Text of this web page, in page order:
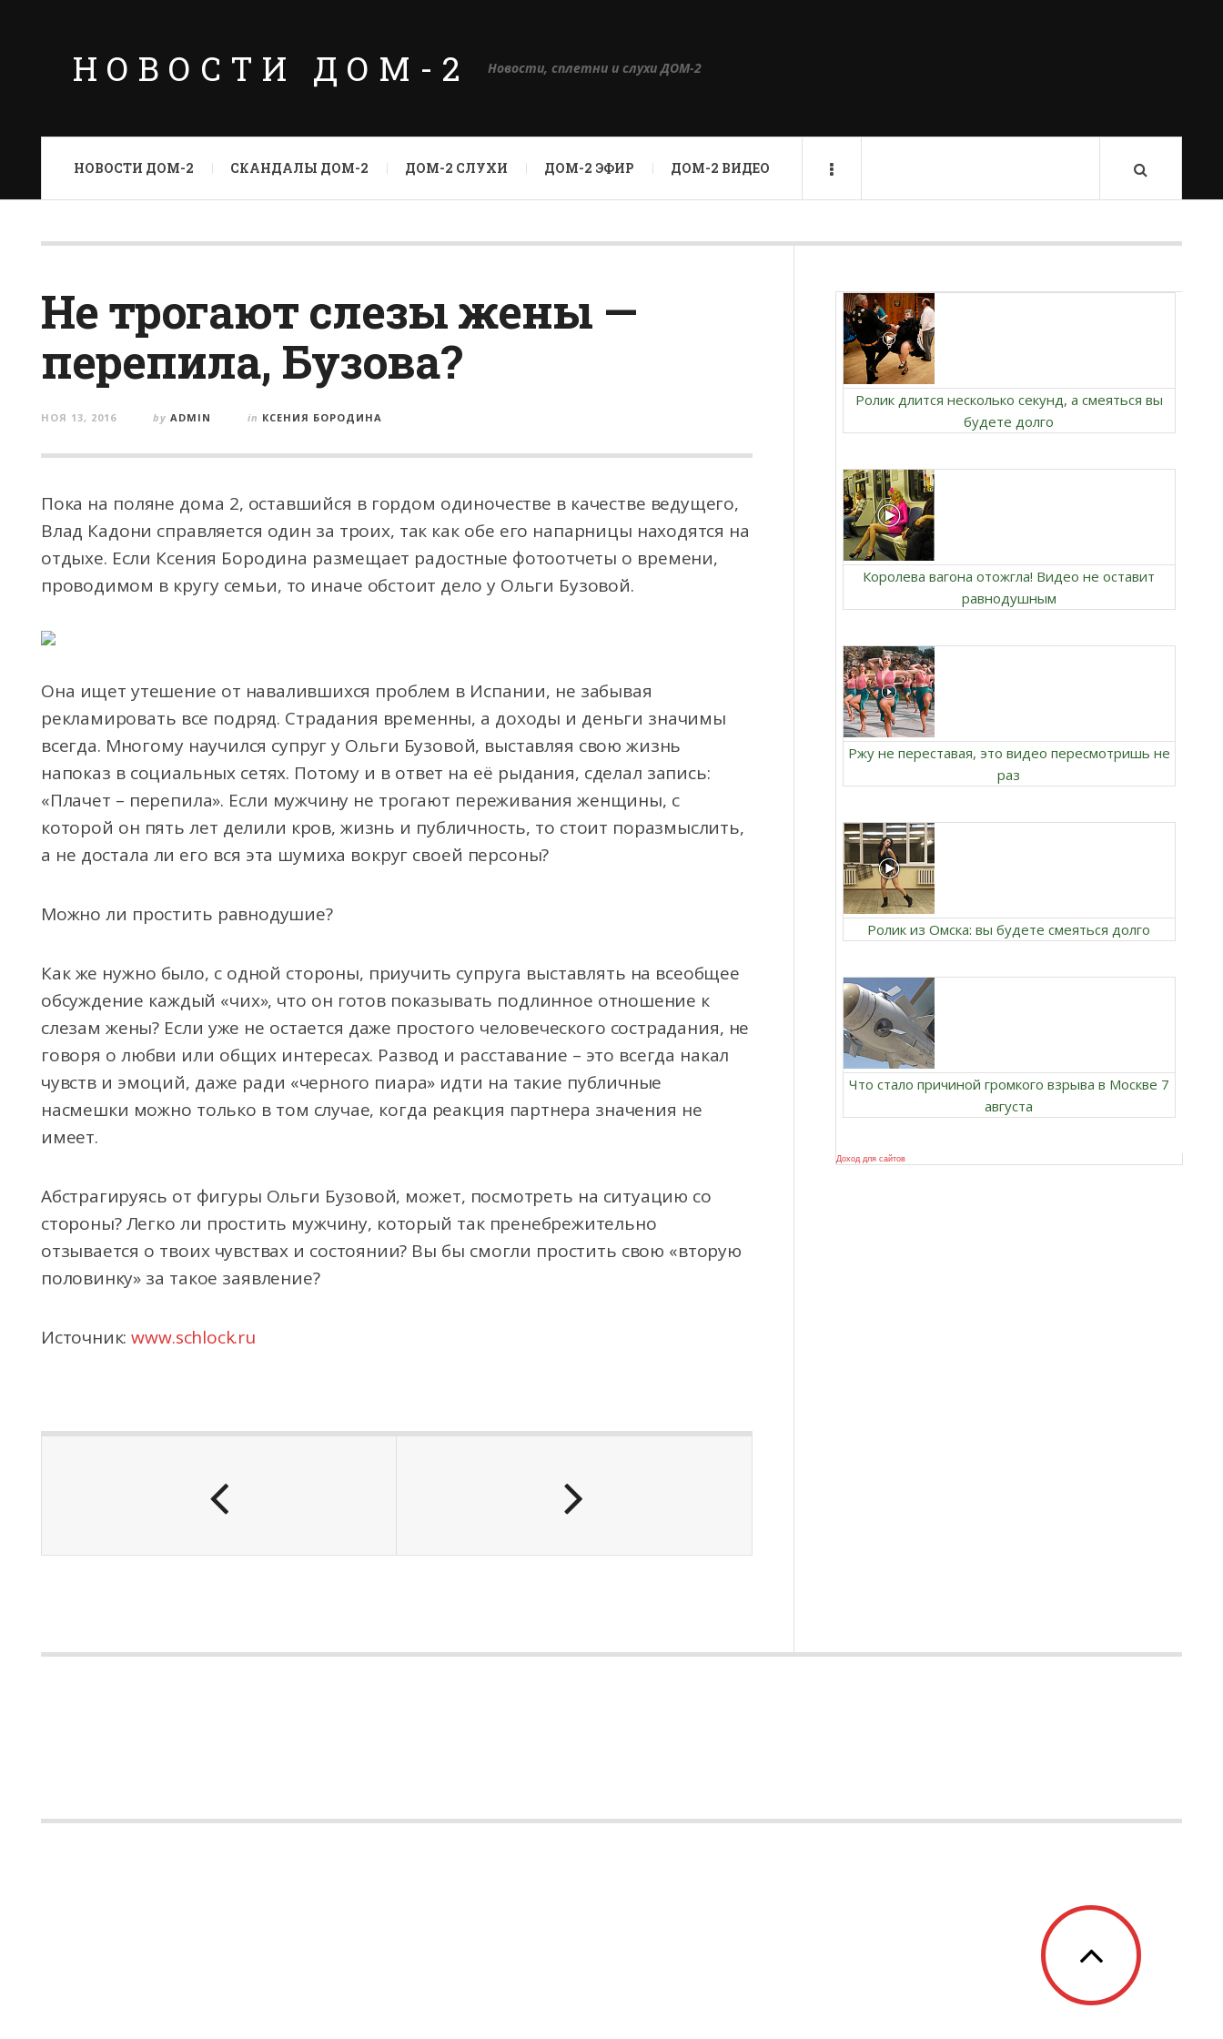
НОВОСТИ ДОМ-2 Новости, сплетни и слухи ДОМ-2
НОВОСТИ ДОМ-2 СКАНДАЛЫ ДОМ-2 ДОМ-2 СЛУХИ ДОМ-2 ЭФИР ДОМ-2 ВИДЕО
Не трогают слезы жены —
перепила, Бузова?
НОЯ 13, 2016 by ADMIN in КСЕНИЯ БОРОДИНА
Пока на поляне дома 2, оставшийся в гордом одиночестве в качестве ведущего,
Влад Кадони справляется один за троих, так как обе его напарницы находятся на
отдыхе. Если Ксения Бородина размещает радостные фотоотчеты о времени,
проводимом в кругу семьи, то иначе обстоит дело у Ольги Бузовой.
Она ищет утешение от навалившихся проблем в Испании, не забывая
рекламировать все подряд. Страдания временны, а доходы и деньги значимы
всегда. Многому научился супруг у Ольги Бузовой, выставляя свою жизнь
напоказ в социальных сетях. Потому и в ответ на её рыдания, сделал запись:
«Плачет – перепила». Если мужчину не трогают переживания женщины, с
которой он пять лет делили кров, жизнь и публичность, то стоит поразмыслить,
а не достала ли его вся эта шумиха вокруг своей персоны?
Можно ли простить равнодушие?
Как же нужно было, с одной стороны, приучить супруга выставлять на всеобщее
обсуждение каждый «чих», что он готов показывать подлинное отношение к
слезам жены? Если уже не остается даже простого человеческого сострадания, не
говоря о любви или общих интересах. Развод и расставание – это всегда накал
чувств и эмоций, даже ради «черного пиара» идти на такие публичные
насмешки можно только в том случае, когда реакция партнера значения не
имеет.
Абстрагируясь от фигуры Ольги Бузовой, может, посмотреть на ситуацию со
стороны? Легко ли простить мужчину, который так пренебрежительно
отзывается о твоих чувствах и состоянии? Вы бы смогли простить свою «вторую
половинку» за такое заявление?
Источник:www.schlock.ru
Ролик длится несколько секунд, а смеяться вы
будете долго
Королева вагона отожгла! Видео не оставит
равнодушным
Ржу не переставая, это видео пересмотришь не
раз
Ролик из Омска: вы будете смеяться долго
Что стало причиной громкого взрыва в Москве 7
августа
Доход для сайтов